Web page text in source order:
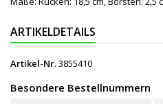
ARTIKELDETAILS
Artikel-Nr.3855410
Besondere Bestellnummern